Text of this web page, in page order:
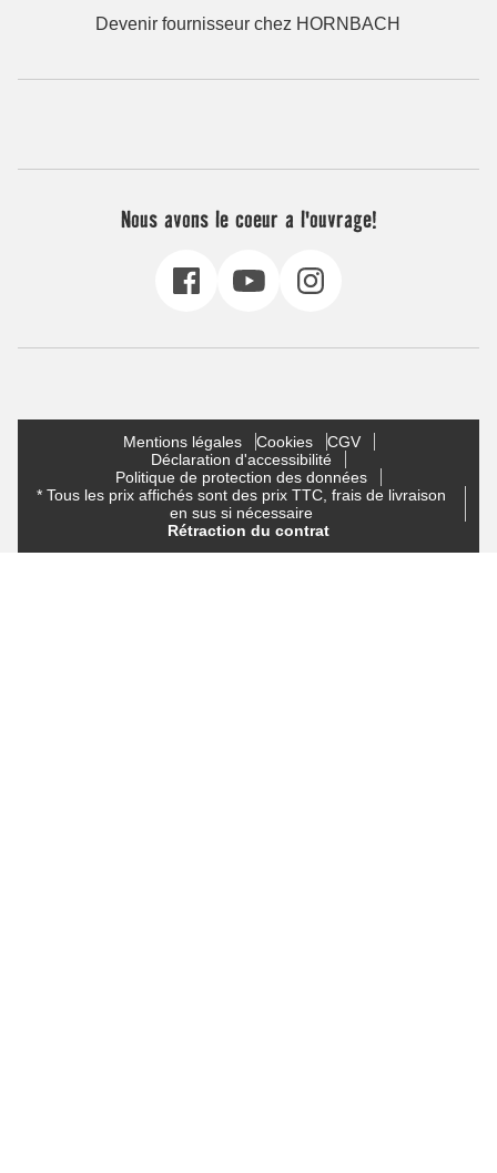
Devenir fournisseur chez HORNBACH
Nous avons le coeur a l'ouvrage!
Mentions légales Cookies
CGV
Déclaration d'accessibilité
Politique de protection des données
* Tous les prix affichés sont des prix TTC, frais de livraison
en sus si nécessaire
Rétraction du contrat